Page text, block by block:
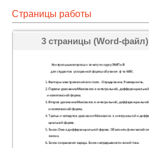
Страницы работы
3 страницы (Word-файл)